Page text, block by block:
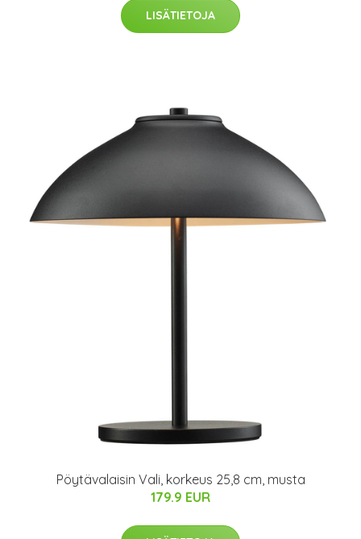
LISÄTIETOJA
Pöytävalaisin Vali, korkeus 25,8 cm, musta
179.9 EUR